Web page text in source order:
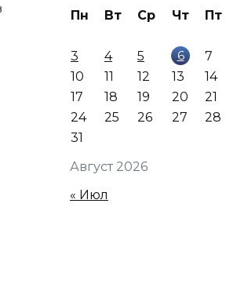
Август 2026
Пн Вт Ср Чт Пт
3
4 5 6 7
10
11 12 13 14
17
18 19 20 21
24
25 26 27 28
31
« Июл